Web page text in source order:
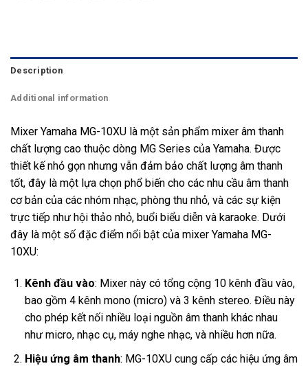
Description
Additional information
Mixer Yamaha MG-10XU là một sản phẩm mixer âm thanh
chất lượng cao thuộc dòng MG Series của Yamaha. Được
thiết kế nhỏ gọn nhưng vẫn đảm bảo chất lượng âm thanh
tốt, đây là một lựa chọn phổ biến cho các nhu cầu âm thanh
cơ bản của các nhóm nhạc, phòng thu nhỏ, và các sự kiện
trực tiếp như hội thảo nhỏ, buổi biểu diễn và karaoke. Dưới
đây là một số đặc điểm nổi bật của mixer Yamaha MG-
10XU:
Kênh đầu vào: Mixer này có tổng cộng 10 kênh đầu vào,
bao gồm 4 kênh mono (micro) và 3 kênh stereo. Điều này
cho phép kết nối nhiều loại nguồn âm thanh khác nhau
như micro, nhạc cụ, máy nghe nhạc, và nhiều hơn nữa.
Hiệu ứng âm thanh: MG-10XU cung cấp các hiệu ứng âm